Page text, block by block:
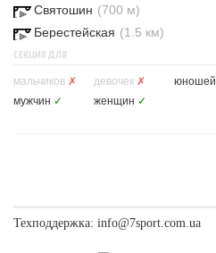
Святошин (700 м)
Берестейская (1.5 км)
СЕКЦИЯ ДЛЯ
мальчиков ✗ девочек ✗ юношей
мужчин ✓ женщин ✓
Техподдержка: info@7sport.com.ua